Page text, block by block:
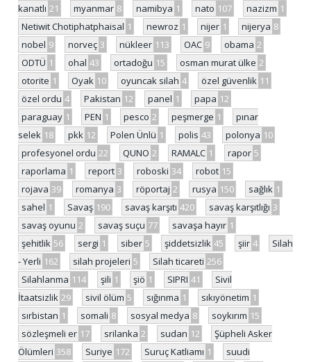
kanatlı 21 myanmar 8 namibya 1 nato 107 nazizm 1
Netiwit Chotiphatphaisal 1 newroz 1 nijer 1 nijerya 8
nobel 9 norveç 3 nükleer 113 OAC 9 obama 2
ODTÜ 1 ohal 43 ortadoğu 15 osman murat ülke 2
otorite 1 Oyak 10 oyuncak silah 4 özel güvenlik 11
özel ordu 4 Pakistan 12 panel 1 papa 12
paraguay 1 PEN 1 pesco 2 peşmerge 1
pınar
selek 18 pkk 12 Polen Ünlü 1 polis 43 polonya 10
profesyonel ordu 22 QUNO 2 RAMALC 1 rapor 5
raporlama 1 report 3 roboski 34 robot 15
rojava 39 romanya 3 röportaj 2 rusya 150 sağlık 1
sahel 1 Savaş 190 savaş karşıtı 420 savaş karşıtlığı 3
savaş oyunu 2 savaş suçu 77 savaşa hayır 1
şehitlik 56 sergi 1 siber 5 şiddetsizlik 45 şiir 4
Silah
- Yerli 162 silah projeleri 5 Silah ticareti 256
Silahlanma 114 şili 1 şiö 1 SIPRI 41
Sivil
İtaatsizlik 29 sivil ölüm 5 sığınma 1 sıkıyönetim 1
sırbistan 1 somali 8 sosyal medya 8 soykırım 15
sözleşmeli er 17 srilanka 2 sudan 12
Şüpheli Asker
Ölümleri 358 Suriye 172 Suruç Katliamı 1
suudi